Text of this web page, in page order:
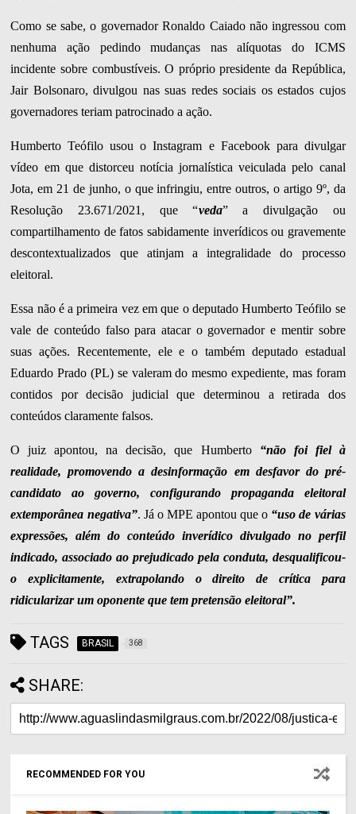
Como se sabe, o governador Ronaldo Caiado não ingressou com
nenhuma ação pedindo mudanças nas alíquotas do ICMS
incidente sobre combustíveis. O próprio presidente da República,
Jair Bolsonaro, divulgou nas suas redes sociais os estados cujos
governadores teriam patrocinado a ação.
Humberto Teófilo usou o Instagram e Facebook para divulgar
vídeo em que distorceu notícia jornalística veiculada pelo canal
Jota, em 21 de junho, o que infringiu, entre outros, o artigo 9º, da
Resolução 23.671/2021, que “veda” a divulgação ou
compartilhamento de fatos sabidamente inverídicos ou gravemente
descontextualizados que atinjam a integralidade do processo
eleitoral.
Essa não é a primeira vez em que o deputado Humberto Teófilo se
vale de conteúdo falso para atacar o governador e mentir sobre
suas ações. Recentemente, ele e o também deputado estadual
Eduardo Prado (PL) se valeram do mesmo expediente, mas foram
contidos por decisão judicial que determinou a retirada dos
conteúdos claramente falsos.
O juiz apontou, na decisão, que Humberto “não foi fiel à
realidade, promovendo a desinformação em desfavor do pré-
candidato ao governo, configurando propaganda eleitoral
extemporânea negativa”. Já o MPE apontou que o “uso de várias
expressões, além do conteúdo inverídico divulgado no perfil
indicado, associado ao prejudicado pela conduta, desqualificou-
o explicitamente, extrapolando o direito de crítica para
ridicularizar um oponente que tem pretensão eleitoral”.
TAGS BRASIL 368
SHARE:
RECOMMENDED FOR YOU